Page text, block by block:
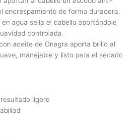
encrespamiento de forma duradera.
agua sella el cabello aportándole
controlada.
aceite de Onagra aporta brillo al
manejable y listo para el secado
ligero